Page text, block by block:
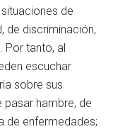
de
de discriminación,
Por tanto, al
escuchar
sobre sus
hambre, de
de enfermedades;